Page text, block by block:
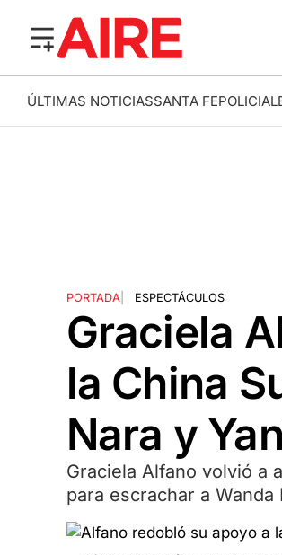
ÚLTIMAS NOTICIASSANTA FE
PORTADA| ESPECTÁCULOS
Graciela
la China
Nara y
Graciela Alfano volvió a
para escrachar a